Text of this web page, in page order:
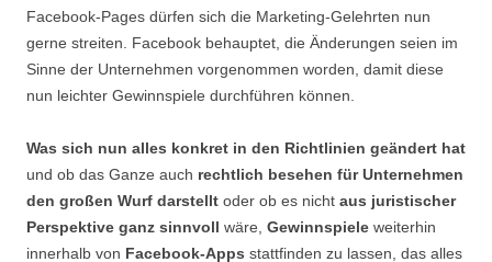
Facebook-Pages dürfen sich die Marketing-Gelehrten nun
gerne streiten. Facebook behauptet, die Änderungen seien im
Sinne der Unternehmen vorgenommen worden, damit diese
nun leichter Gewinnspiele durchführen können.
Was sich nun alles konkret in den Richtlinien geändert hat
und ob das Ganze auch rechtlich besehen für Unternehmen
den großen Wurf darstellt oder ob es nicht aus juristischer
Perspektive ganz sinnvoll wäre, Gewinnspiele weiterhin
innerhalb von Facebook-Apps stattfinden zu lassen, das alles